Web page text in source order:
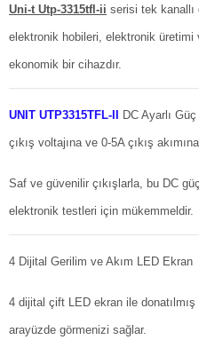
Uni-t Utp-3315tfl-ii serisi tek kanallı
elektronik hobileri, elektronik
ekonomik bir cihazdır.
UNIT UTP3315TFL-II DC Ayarlı
çıkış voltajına ve 0-5A çıkış
Saf ve güvenilir çıkışlarla, bu DC
elektronik testleri için mükemmeldir.
4 Dijital Gerilim ve Akım LED Ekran
4 dijital çift LED ekran ile
arayüzde görmenizi sağlar.